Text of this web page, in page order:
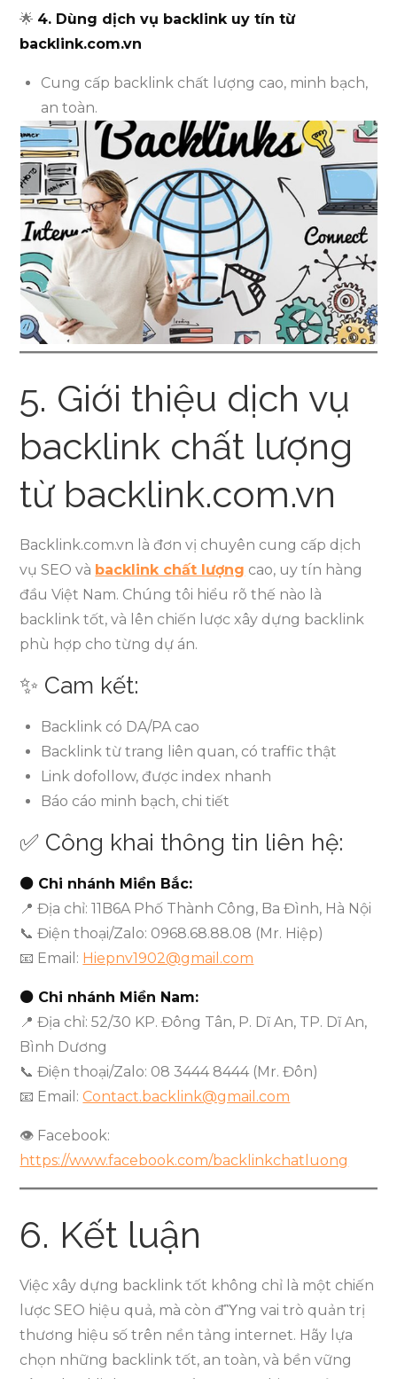
🌟 4. Dùng dịch vụ backlink uy tín từ
backlink.com.vn
Cung cấp backlink chất lượng cao, minh bạch,
an toàn.
5. Giới thiệu dịch vụ
backlink chất lượng
từ backlink.com.vn
Backlink.com.vn là đơn vị chuyên cung cấp dịch
vụ SEO và backlink chất lượng cao, uy tín hàng
đầu Việt Nam. Chúng tôi hiểu rõ thế nào là
backlink tốt, và lên chiến lược xây dựng backlink
phù hợp cho từng dự án.
✨ Cam kết:
Backlink có DA/PA cao
Backlink từ trang liên quan, có traffic thật
Link dofollow, được index nhanh
Báo cáo minh bạch, chi tiết
✅ Công khai thông tin liên hệ:
⚫ Chi nhánh Miền Bắc:
📍 Địa chỉ: 11B6A Phố Thành Công, Ba Đình, Hà Nội
📞 Điện thoại/Zalo: 0968.68.88.08 (Mr. Hiệp)
📧 Email: Hiepnv1902@gmail.com
⚫ Chi nhánh Miền Nam:
📍 Địa chỉ: 52/30 KP. Đông Tân, P. Dĩ An, TP. Dĩ An,
Bình Dương
📞 Điện thoại/Zalo: 08 3444 8444 (Mr. Đôn)
📧 Email:Contact.backlink@gmail.com
👁️ Facebook:
https://www.facebook.com/backlinkchatluong
6. Kết luận
Việc xây dựng backlink tốt không chỉ là một chiến
lược SEO hiệu quả, mà còn đὛng vai trò quản trị
thương hiệu số trên nền tảng internet. Hãy lựa
chọn những backlink tốt, an toàn, và bền vững